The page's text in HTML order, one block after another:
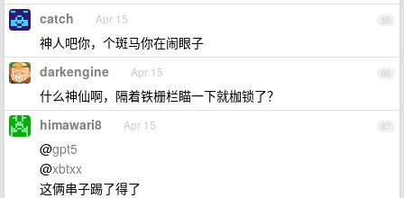
65
catch Apr 15
神人吧你，个斑马你在闹眼子
66
darkengine Apr 15
什么神仙啊，隔着铁栅栏瞄一下就枷锁了？
67
himawari8 Apr 15
@gpt5
@xbtxx
这俩串子踢了得了